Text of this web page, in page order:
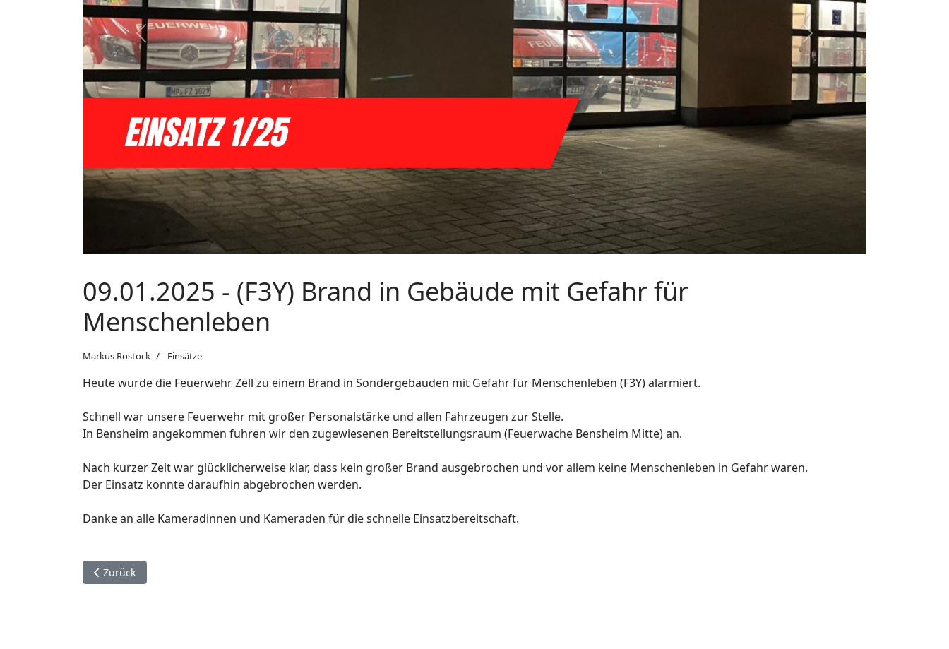
Previous Next
09.01.2025 - (F3Y) Brand in Gebäude mit Gefahr für
Menschenleben
Markus Rostock Einsätze
Heute wurde die Feuerwehr Zell zu einem Brand in Sondergebäuden mit Gefahr für Menschenleben (F3Y) alarmiert.
Schnell war unsere Feuerwehr mit großer Personalstärke und allen Fahrzeugen zur Stelle.
In Bensheim angekommen fuhren wir den zugewiesenen Bereitstellungsraum (Feuerwache Bensheim Mitte) an.
Nach kurzer Zeit war glücklicherweise klar, dass kein großer Brand ausgebrochen und vor allem keine Menschenleben in Gefahr waren.
Der Einsatz konnte daraufhin abgebrochen werden.
Danke an alle Kameradinnen und Kameraden für die schnelle Einsatzbereitschaft.
Vorheriger Beitrag: 03.03.2025 - (H1Y) Unterstützung des Rettungsdienstes
Zurück